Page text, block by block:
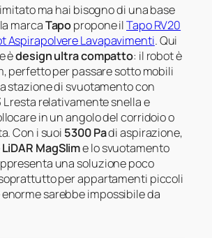
ma hai bisogno di una base
marcaTapopropone ilTapo RV20
Aspirapolvere Lavapavimenti. Qui
èdesign ultra compatto: il robot è
perfetto per passare sotto mobili
stazione di svuotamento con
resta relativamente snella e
in un angolo del corridoio o
Con i suoi 5300 Padi aspirazione,
LiDAR MagSlime lo svuotamento
una soluzione poco
per appartamenti piccoli
sarebbe impossibile da